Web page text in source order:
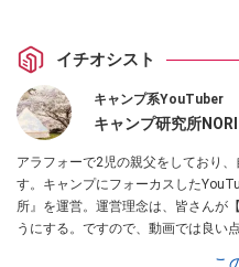
イチオシスト
キャンプ系YouTuber
キャンプ研究所NORI
アラフォーで2児の親父をしており
す。キャンプにフォーカスした
所』を運営。運営理念は、皆さんが
うにする。ですので、動画では良い